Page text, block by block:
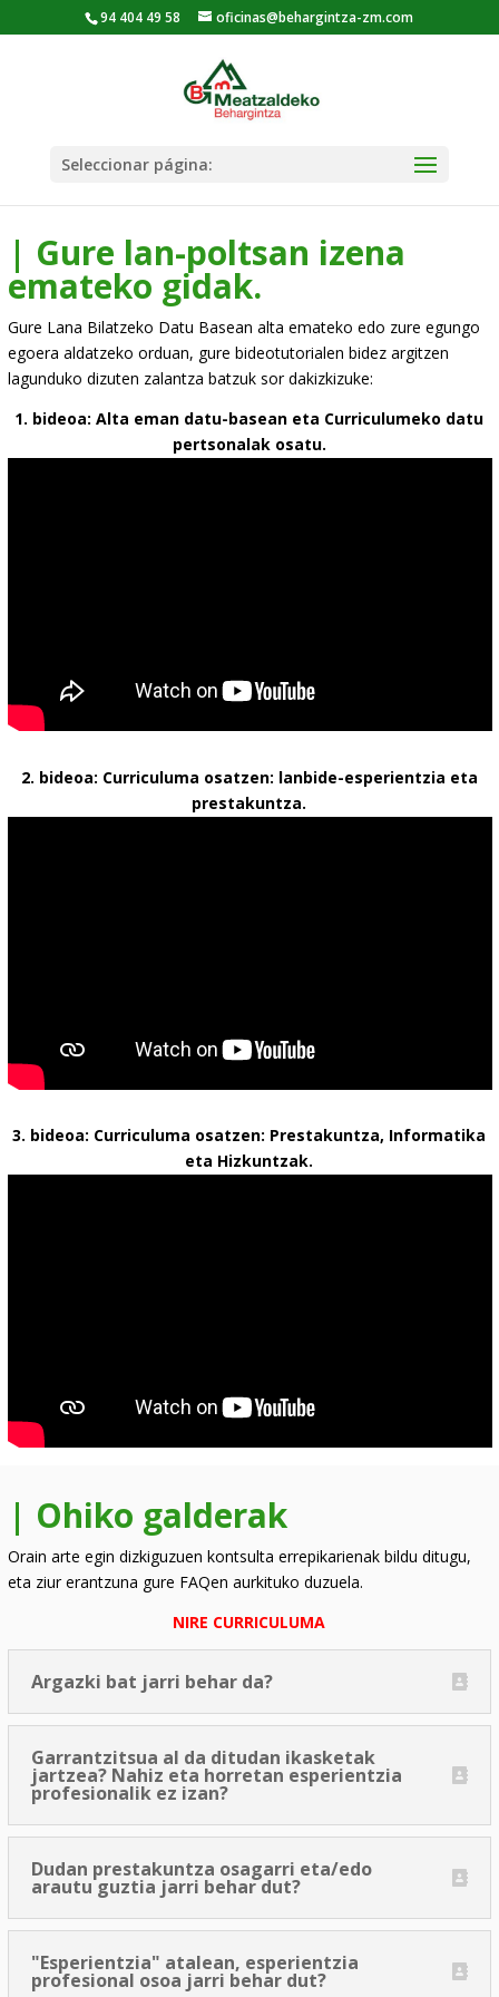
94 404 49 58 oficinas@behargintza-zm.com
Seleccionar página:
| Gure lan-poltsan izena
emateko gidak.
Gure Lana Bilatzeko Datu Basean alta emateko edo zure egungo
egoera aldatzeko orduan, gure bideotutorialen bidez argitzen
lagunduko dizuten zalantza batzuk sor dakizkizuke:
1. bideoa: Alta eman datu-basean eta Curriculumeko datu
pertsonalak osatu.
2. bideoa: Curriculuma osatzen: lanbide-esperientzia eta
prestakuntza.
3. bideoa: Curriculuma osatzen: Prestakuntza, Informatika
eta Hizkuntzak.
| Ohiko galderak
Orain arte egin dizkiguzuen kontsulta errepikarienak bildu ditugu,
eta ziur erantzuna gure FAQen aurkituko duzuela.
NIRE CURRICULUMA
Argazki bat jarri behar da?
Garrantzitsua al da ditudan ikasketak
jartzea? Nahiz eta horretan esperientzia
profesionalik ez izan?
Dudan prestakuntza osagarri eta/edo
arautu guztia jarri behar dut?
"Esperientzia" atalean, esperientzia
profesional osoa jarri behar dut?